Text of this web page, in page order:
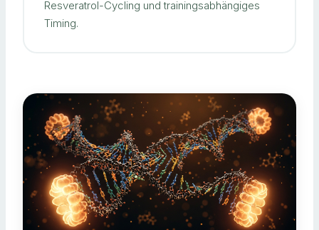
Resveratrol-Cycling und trainingsabhängiges
Timing.